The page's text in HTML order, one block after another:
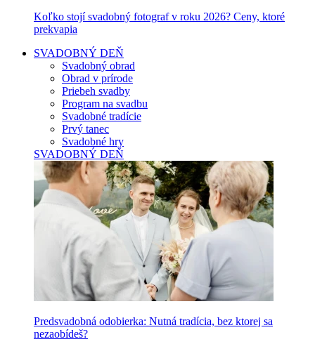
Koľko stojí svadobný fotograf v roku 2026? Ceny, ktoré
prekvapia
SVADOBNÝ DEŇ
Svadobný obrad
Obrad v prírode
Priebeh svadby
Program na svadbu
Svadobné tradície
Prvý tanec
Svadobné hry
SVADOBNÝ DEŇ
Predsvadobná odobierka: Nutná tradícia, bez ktorej sa
nezaobídeš?